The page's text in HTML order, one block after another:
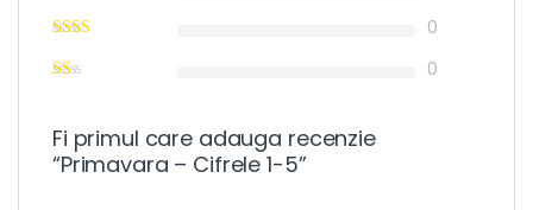
0
0
Fi primul care adauga recenzie
“Primavara – Cifrele 1-5”